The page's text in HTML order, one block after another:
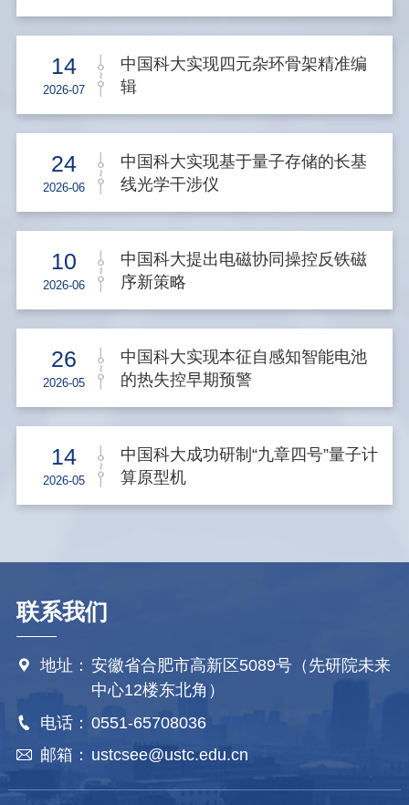
14
2026-07
中国科大实现四元杂环骨架精准编
辑
24
2026-06
中国科大实现基于量子存储的长基
线光学干涉仪
10
2026-06
中国科大提出电磁协同操控反铁磁
序新策略
26
2026-05
中国科大实现本征自感知智能电池
的热失控早期预警
14
2026-05
中国科大成功研制“九章四号”量子计
算原型机
联系我们
 地址： 安徽省合肥市高新区5089号（先研院未来
中心12楼东北角）
 电话： 0551-65708036
 邮箱： ustcsee@ustc.edu.cn